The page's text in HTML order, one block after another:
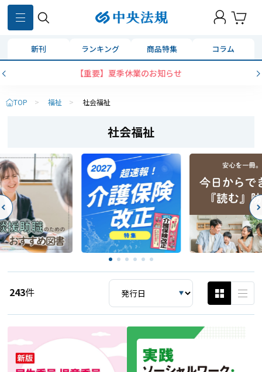
新刊 ランキング 商品特集 コラム
コンビニ決済に「セブンイレブン」を追加いたしました
TOP > 福祉 > 社会福祉
社会福祉
243件